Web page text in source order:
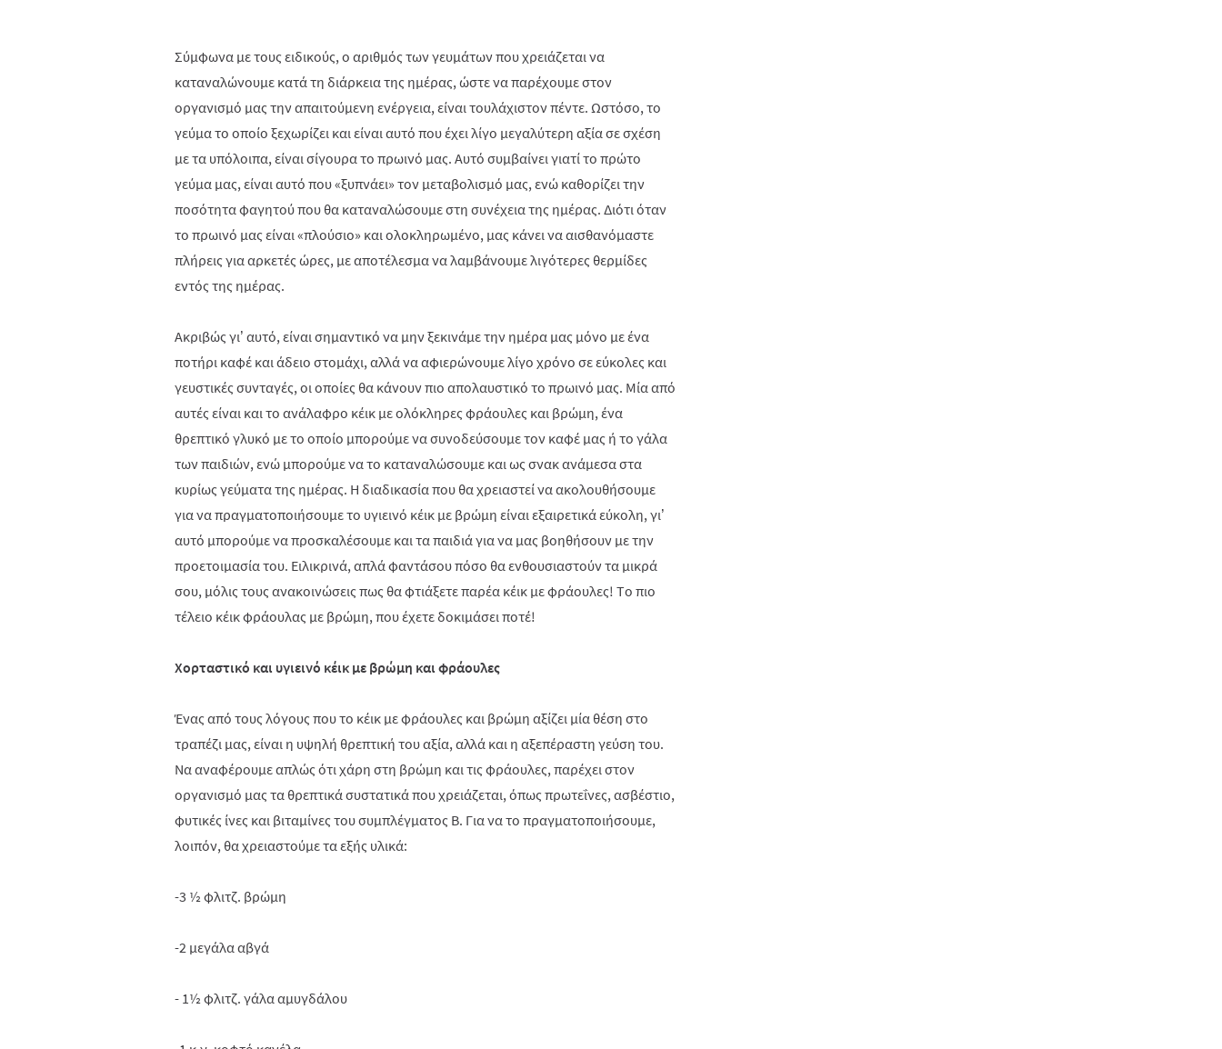
Σύμφωνα με τους ειδικούς, ο αριθμός των γευμάτων που χρειάζεται να
καταναλώνουμε κατά τη διάρκεια της ημέρας, ώστε να παρέχουμε στον
οργανισμό μας την απαιτούμενη ενέργεια, είναι τουλάχιστον πέντε. Ωστόσο, το
γεύμα το οποίο ξεχωρίζει και είναι αυτό που έχει λίγο μεγαλύτερη αξία σε σχέση
με τα υπόλοιπα, είναι σίγουρα το πρωινό μας. Αυτό συμβαίνει γιατί το πρώτο
γεύμα μας, είναι αυτό που «ξυπνάει» τον μεταβολισμό μας, ενώ καθορίζει την
ποσότητα φαγητού που θα καταναλώσουμε στη συνέχεια της ημέρας. Διότι όταν
το πρωινό μας είναι «πλούσιο» και ολοκληρωμένο, μας κάνει να αισθανόμαστε
πλήρεις για αρκετές ώρες, με αποτέλεσμα να λαμβάνουμε λιγότερες θερμίδες
εντός της ημέρας.
Ακριβώς γι’ αυτό, είναι σημαντικό να μην ξεκινάμε την ημέρα μας μόνο με ένα
ποτήρι καφέ και άδειο στομάχι, αλλά να αφιερώνουμε λίγο χρόνο σε εύκολες και
γευστικές συνταγές, οι οποίες θα κάνουν πιο απολαυστικό το πρωινό μας. Μία από
αυτές είναι και το ανάλαφρο κέικ με ολόκληρες φράουλες και βρώμη, ένα
θρεπτικό γλυκό με το οποίο μπορούμε να συνοδεύσουμε τον καφέ μας ή το γάλα
των παιδιών, ενώ μπορούμε να το καταναλώσουμε και ως σνακ ανάμεσα στα
κυρίως γεύματα της ημέρας. Η διαδικασία που θα χρειαστεί να ακολουθήσουμε
για να πραγματοποιήσουμε το υγιεινό κέικ με βρώμη είναι εξαιρετικά εύκολη, γι’
αυτό μπορούμε να προσκαλέσουμε και τα παιδιά για να μας βοηθήσουν με την
προετοιμασία του. Ειλικρινά, απλά φαντάσου πόσο θα ενθουσιαστούν τα μικρά
σου, μόλις τους ανακοινώσεις πως θα φτιάξετε παρέα κέικ με φράουλες! Tο πιο
τέλειο κέικ φράουλας με βρώμη, που έχετε δοκιμάσει ποτέ!
Χορταστικό καιυγιεινό κέικ με βρώμη και φράουλες
Ένας από τους λόγους που το κέικ με φράουλες και βρώμη αξίζει μία θέση στο
τραπέζι μας, είναι η υψηλή θρεπτική του αξία, αλλά και η αξεπέραστη γεύση του.
Να αναφέρουμε απλώς ότι χάρη στη βρώμη και τις φράουλες, παρέχει στον
οργανισμό μας τα θρεπτικά συστατικά που χρειάζεται, όπως πρωτεΐνες, ασβέστιο,
φυτικές ίνες και βιταμίνες του συμπλέγματος B. Για να το πραγματοποιήσουμε,
λοιπόν, θα χρειαστούμε τα εξής υλικά:
-3 ½ φλιτζ. βρώμη
-2 μεγάλα αβγά
- 1½ φλιτζ. γάλα αμυγδάλου